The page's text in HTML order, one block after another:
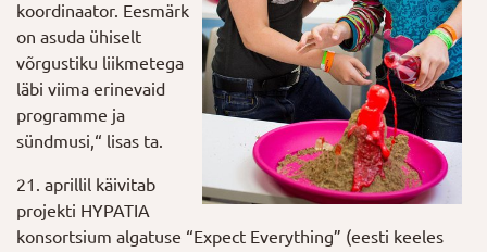
koordinaator. Eesmärk
on asuda ühiselt
võrgustiku liikmetega
läbi viima erinevaid
programme ja
sündmusi,“ lisas ta.
21. aprillil käivitab
projekti HYPATIA
konsortsium algatuse “Expect Everything” (eesti keeles